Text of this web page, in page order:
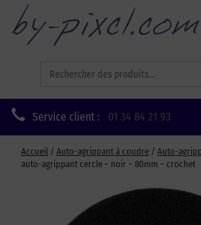
for:
Service client : 01 34 84 21 93
Accueil / Auto-agrippant à coudre / Auto-
auto-agrippant cercle – noir – 80mm – crochet